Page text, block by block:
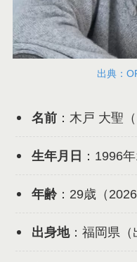
出典：
名前：木戸 大聖（
生年月日 ：1996
年齢：29歳（2026
出身地：福岡県（